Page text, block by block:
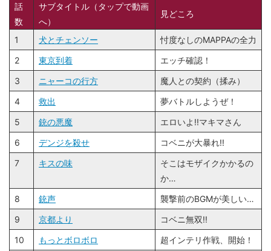
話
数
サブタイトル（タップで動画
へ）
見どころ
1 犬とチェンソー
忖度なしのMAPPAの全力
2
東京到着
エッチ確認！
3
ニャーコの行方
魔人との契約（揉み）
4
救出
夢バトルしようぜ！
5
銃の悪魔
エロいよ!!マキマさん
6
デンジを殺せ
コベニが大暴れ!!
7
キスの味
そこはモザイクかかるの
か…
8
銃声
襲撃前のBGMが美しい…
9
京都より
コベニ無双!!
10
もっとボロボロ
超インテリ作戦、開始！